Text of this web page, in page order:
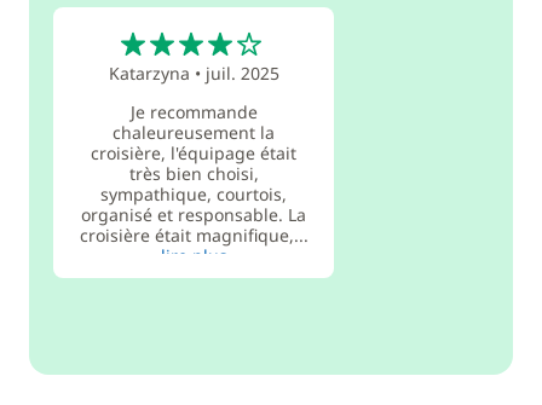
Katarzyna • juil. 2025
Je recommande
chaleureusement la
croisière, l'équipage était
très bien choisi,
sympathique, courtois,
organisé et responsable. La
croisière était magnifique,...
lire plus